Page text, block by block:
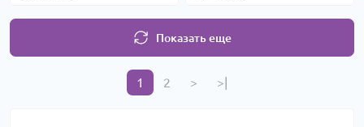
Показать еще
1 2 > >|